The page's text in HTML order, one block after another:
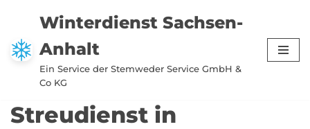
Zum
Inhalt
springen
Winterdienst Sachsen-
Anhalt
Ein Service der Stemweder Service GmbH &
Co KG
Streudienst in